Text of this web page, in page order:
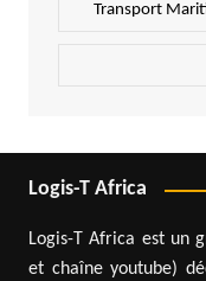
Transport
Logis-T Africa
Logis-T Africa est un
et chaîne youtube)